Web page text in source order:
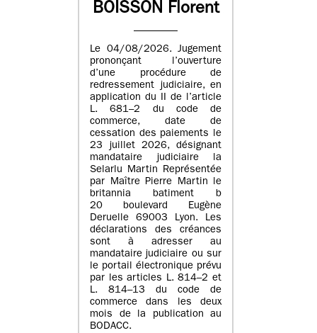
BOISSON Florent
Le 04/08/2026. Jugement
prononçant l’ouverture
d’une procédure de
redressement judiciaire, en
application du II de l’article
L. 681–2 du code de
commerce, date de
cessation des paiements le
23 juillet 2026, désignant
mandataire judiciaire la
Selarlu Martin Représentée
par Maître Pierre Martin le
britannia batiment b
20 boulevard Eugène
Deruelle 69003 Lyon. Les
déclarations des créances
sont à adresser au
mandataire judiciaire ou sur
le portail électronique prévu
par les articles L. 814–2 et
L. 814–13 du code de
commerce dans les deux
mois de la publication au
BODACC.